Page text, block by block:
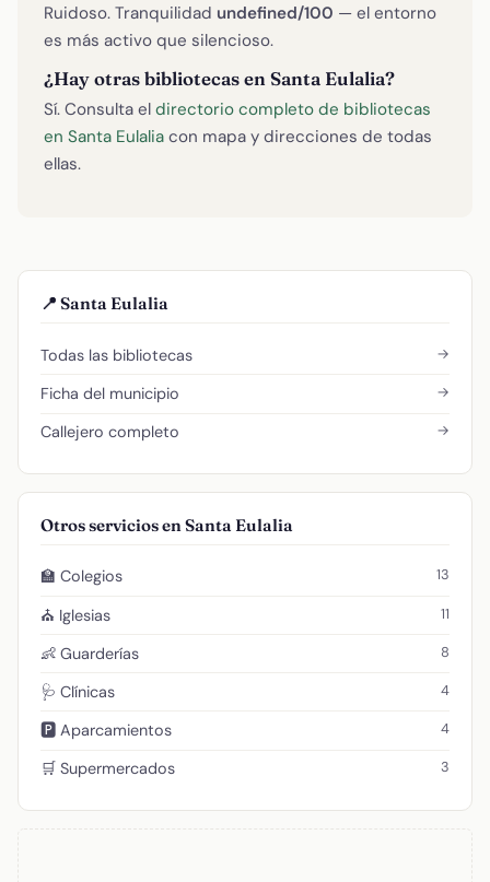
Ruidoso. Tranquilidad undefined/100 — el entorno
es más activo que silencioso.
¿Hay otras bibliotecas en Santa Eulalia?
Sí. Consulta el directorio completo de bibliotecas
en Santa Eulalia con mapa y direcciones de todas
ellas.
📍 Santa Eulalia
Todas las bibliotecas →
Ficha del municipio →
Callejero completo →
Otros servicios en Santa Eulalia
🏫 Colegios 13
⛪ Iglesias 11
👶 Guarderías 8
🩺 Clínicas 4
🅿️ Aparcamientos 4
🛒 Supermercados 3